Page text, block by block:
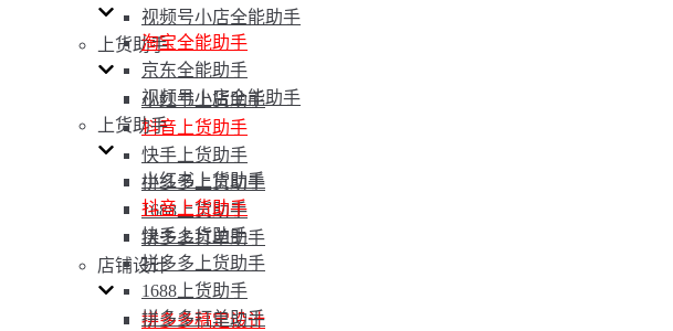
视频号小店全能助手
上货助手
小红书上货助手
抖音上货助手
快手上货助手
拼多多上货助手
1688上货助手
拼多多打单助手
店铺设计
拼多多稿定设计
淘宝全能助手
京东全能助手
视频号小店全能助手
上货助手
小红书上货助手
抖音上货助手
快手上货助手
拼多多上货助手
1688上货助手
拼多多打单助手